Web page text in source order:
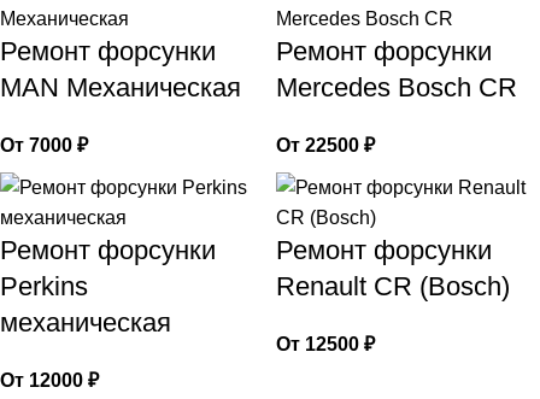
Ремонт форсунки
MAN Механическая
7000 ₽
Ремонт форсунки
Mercedes Bosch CR
22500 ₽
Ремонт форсунки
Perkins
механическая
12000 ₽
Ремонт форсунки
Renault CR (Bosch)
12500 ₽